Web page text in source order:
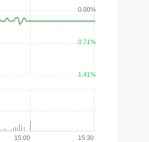
15:00 15:30
1.41%
0.71%
0.00%